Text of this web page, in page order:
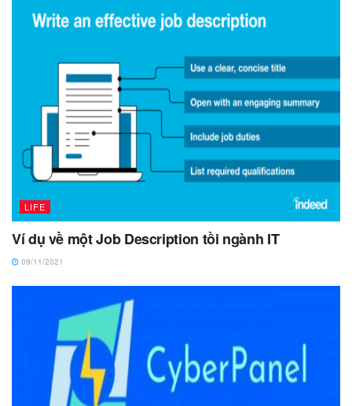
LIFE
Ví dụ về một Job Description tồi ngành IT
09/11/2021